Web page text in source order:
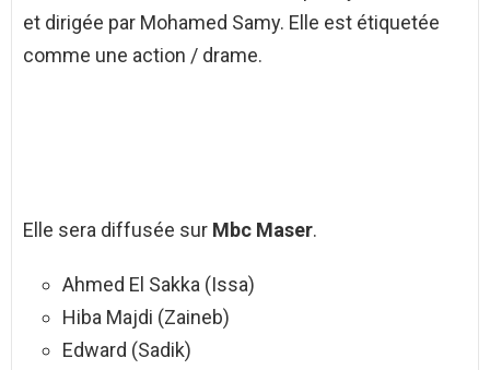
et dirigée par Mohamed Samy. Elle est étiquetée
comme une action / drame.
Elle sera diffusée sur Mbc Maser.
Ahmed El Sakka (Issa)
Hiba Majdi (Zaineb)
Edward (Sadik)